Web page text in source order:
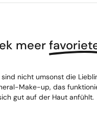
meer
sind nicht umsonst die
Make-up, das
gut auf der Haut anfühlt.